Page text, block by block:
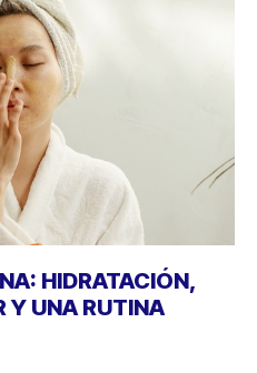
HIDRATACIÓN,
Y UNA RUTINA